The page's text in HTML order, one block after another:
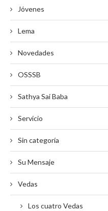
Jóvenes
Lema
Novedades
OSSSB
Sathya Sai Baba
Servicio
Sin categoría
Su Mensaje
Vedas
Los cuatro Vedas